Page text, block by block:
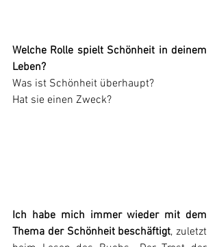
Welche Rolle spielt Schönheit in deinem
Leben?
Was ist Schönheit überhaupt?
Hat sie einen Zweck?
Ich habe mich immer wieder mit dem
Thema der Schönheit beschäftigt, zuletzt